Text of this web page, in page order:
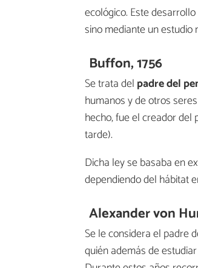
ecológico. Este
sino mediante un estudio
Buffon, 1756
Se trata del padre del
humanos y de otros
hecho, fue el creador del
tarde).
Dicha ley se basaba en
dependiendo del hábitat
Alexander von
Se le considera el padre
quién además de